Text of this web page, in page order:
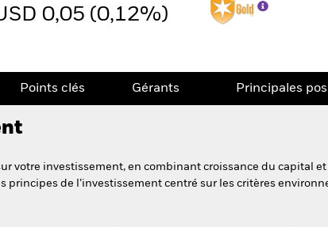
0,05 (0,12%)
Points clés Gérants Principales
votre investissement, en combinant croissance du capital
principes de l’investissement centré sur les critères